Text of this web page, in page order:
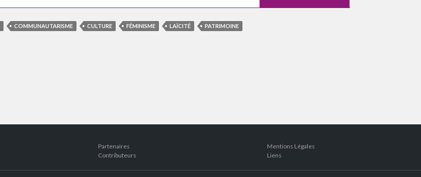
COMMUNAUTARISME CULTURE FÉMINISME LAÏCITÉ PATRIMOINE
Partenaires
Contributeurs
Mentions Légales
Liens